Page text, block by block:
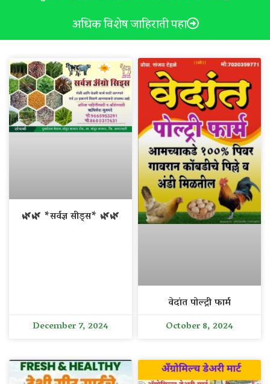
अधिक विशेष जाहिराती पहा
🌿🌿 *सर्वज्ञ सीड्स* 🌿🌿
December 7, 2024
वेदांत पोल्ट्री फार्म
October 8, 2024